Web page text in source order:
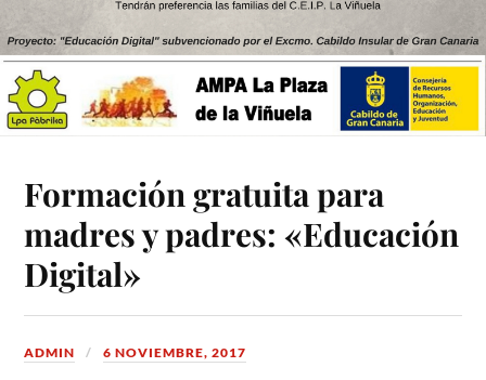
Formación gratuita para
madres y padres: «Educación
Digital»
ADMIN 6 NOVIEMBRE, 2017